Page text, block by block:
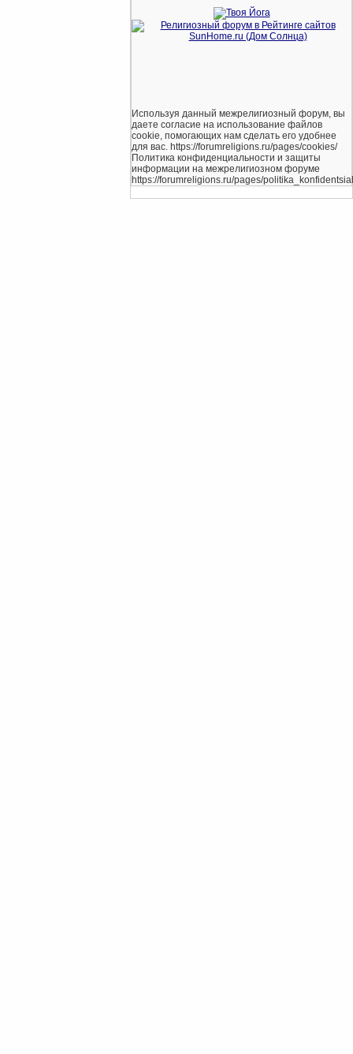
Используя данный межрелигиозный форум, вы
даете согласие на использование файлов
cookie, помогающих нам сделать его удобнее
для вас. https://forumreligions.ru/pages/cookies/
Политика конфиденциальности и защиты
информации на межрелигиозном форуме
https://forumreligions.ru/pages/